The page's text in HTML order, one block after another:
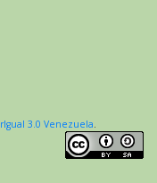
3.0 Venezuela.